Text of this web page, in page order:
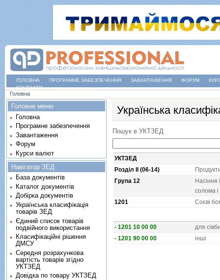
ГОЛОВНА ПРОГРАМНЕ ЗАБЕЗПЕЧЕННЯ ЗАВАНТАЖЕННЯ ФОРУМ
КОНТАКТИ
Ви є тут
Головна
Українська
Пошук в УКТЗЕД
УКТЗЕД
Розділ II (06-14)
Група 12
Насiння
солома
1201
Соєвi
- 1201 10 00 00
для
- 1201 90 00 00
iншi
Головне меню
Головна
Програмне забезпечення
Завантаження
Форум
Курси валют
Навігатор ЗЕД
База документів
Каталог документів
Добірка документів
Українська класифікація
товарів ЗЕД
Єдиний список товарів
подвійного використання
Класифікаційні рішення
ДМСУ
Середня розрахункова
вартість товарів згідно
УКТЗЕД
Довідка по товару УКТЗЕД